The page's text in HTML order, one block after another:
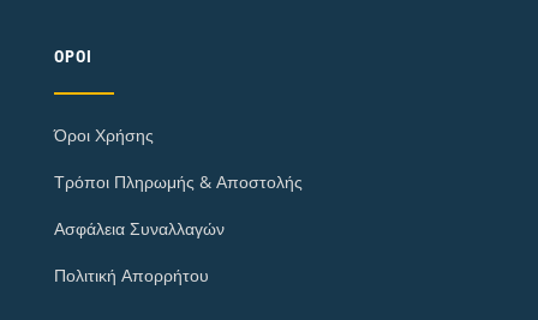
ΌΡΟΙ
Όροι Χρήσης
Τρόποι Πληρωμής & Αποστολής
Ασφάλεια Συναλλαγών
Πολιτική Απορρήτου